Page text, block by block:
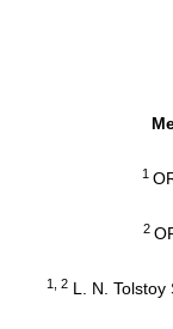
1
2
1, 2 L. N. Tolstoy